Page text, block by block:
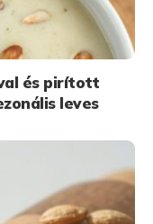
és pirított
leves